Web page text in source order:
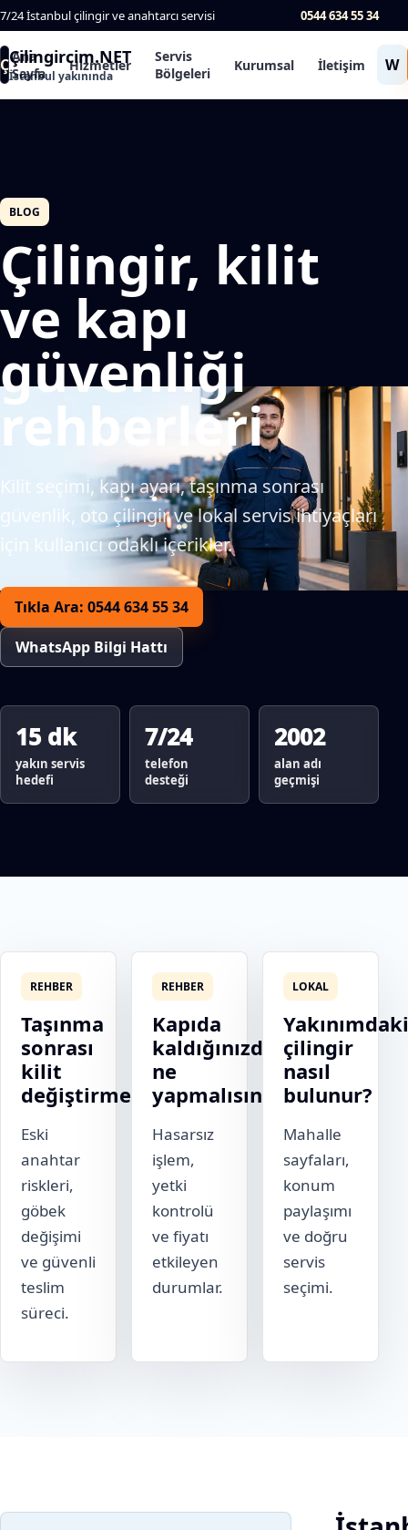
7/24 İstanbul çilingir ve anahtarcı servisi 0544 634 55 34
ÇÇilingircim.NET
İstanbul yakınında
Ana
Sayfa
Hizmetler
Servis
Bölgeleri
Kurumsal İletişim W
BLOG
Çilingir, kilit
ve kapı
güvenliği
rehberleri
Kilit seçimi, kapı ayarı, taşınma sonrası
güvenlik, oto çilingir ve lokal servis ihtiyaçları
için kullanıcı odaklı içerikler.
Tıkla Ara: 0544 634 55 34
WhatsApp Bilgi Hattı
15 dk
yakın servis
hedefi
7/24
telefon
desteği
2002
alan adı
geçmişi
REHBER
Taşınma
sonrası
kilit
değiştirme
Eski
anahtar
riskleri,
göbek
değişimi
ve güvenli
teslim
süreci.
REHBER
Kapıda
kaldığınızda
ne
yapmalısınız?
Hasarsız
işlem,
yetki
kontrolü
ve fiyatı
etkileyen
durumlar.
LOKAL
Yakınımdaki
çilingir
nasıl
bulunur?
Mahalle
sayfaları,
konum
paylaşımı
ve doğru
servis
seçimi.